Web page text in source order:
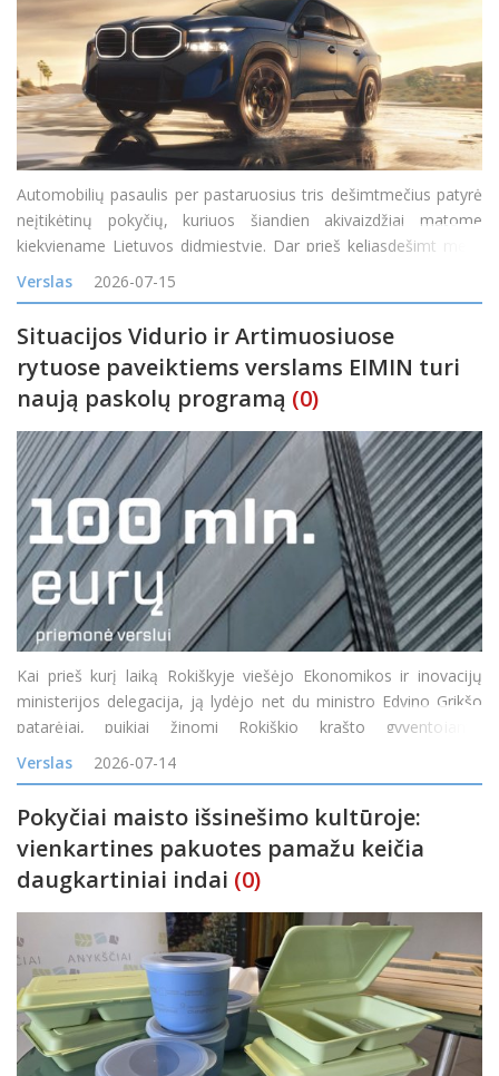
Automobilių pasaulis per pastaruosius tris dešimtmečius patyrė
neįtikėtinų pokyčių, kuriuos šiandien akivaizdžiai matome
kiekviename Lietuvos didmiestyje. Dar prieš keliasdešimt metų
visureigis buvo suprantamas kaip specifinė transporto priemonė,
skirta miškų takam
Verslas 2026-07-15
Situacijos Vidurio ir Artimuosiuose
rytuose paveiktiems verslams EIMIN turi
naują paskolų programą (0)
Kai prieš kurį laiką Rokiškyje viešėjo Ekonomikos ir inovacijų
ministerijos delegacija, ją lydėjo net du ministro Edvino Grikšo
patarėjai, puikiai žinomi Rokiškio krašto gyventojams:
Mindaugas Petkevičius ir Jonas Jarutis. Susitikime su verslo
bendruomene vi
Verslas 2026-07-14
Pokyčiai maisto išsinešimo kultūroje:
vienkartines pakuotes pamažu keičia
daugkartiniai indai (0)